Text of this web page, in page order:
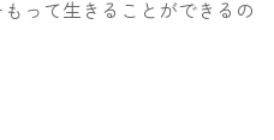
って生きることができるの